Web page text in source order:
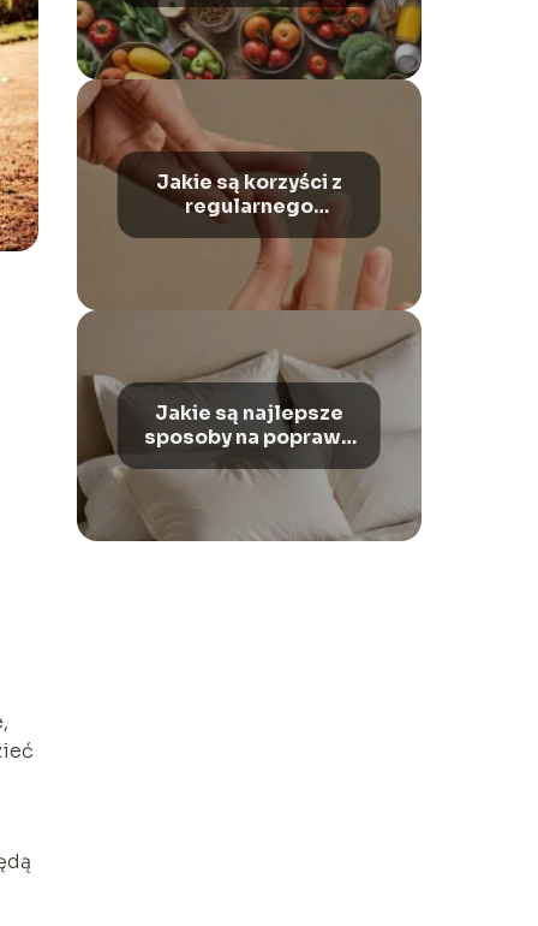
rozwiązać?
Jakie są korzyści z
regularnego
masowania skóry
głowy?
Jakie są najlepsze
sposoby na poprawę